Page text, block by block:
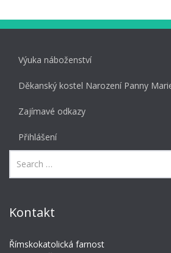
Výuka náboženství
Děkanský kostel Narození Panny
Zajímavé odkazy
Přihlášení
Kontakt
Římskokatolická farnost